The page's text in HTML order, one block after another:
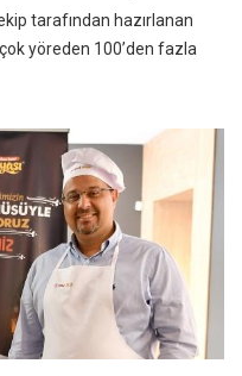
tarafından hazırlanan
yöreden 100’den fazla